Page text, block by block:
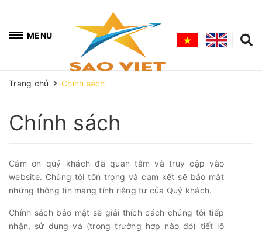
MENU
Trang chủ Chính sách
Chính sách
Cám ơn quý khách đã quan tâm và truy cập vào
website. Chúng tôi tôn trọng và cam kết sẽ bảo mật
những thông tin mang tính riêng tư của Quý khách.
Chính sách bảo mật sẽ giải thích cách chúng tôi tiếp
nhận, sử dụng và (trong trường hợp nào đó) tiết lộ